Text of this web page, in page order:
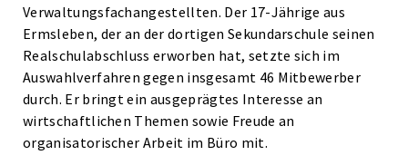
Verwaltungsfachangestellten. Der 17-Jährige aus
Ermsleben, der an der dortigen Sekundarschule seinen
Realschulabschluss erworben hat, setzte sich im
Auswahlverfahren gegen insgesamt 46 Mitbewerber
durch. Er bringt ein ausgeprägtes Interesse an
wirtschaftlichen Themen sowie Freude an
organisatorischer Arbeit im Büro mit.